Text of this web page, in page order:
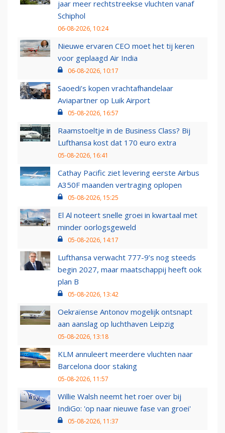
jaar meer rechtstreekse vluchten vanaf
Schiphol
06-08-2026, 10:24
Nieuwe ervaren CEO moet het tij keren
voor geplaagd Air India
06-08-2026, 10:17
Saoedi’s kopen vrachtafhandelaar
Aviapartner op Luik Airport
05-08-2026, 16:57
Raamstoeltje in de Business Class? Bij
Lufthansa kost dat 170 euro extra
05-08-2026, 16:41
Cathay Pacific ziet levering eerste Airbus
A350F maanden vertraging oplopen
05-08-2026, 15:25
El Al noteert snelle groei in kwartaal met
minder oorlogsgeweld
05-08-2026, 14:17
Lufthansa verwacht 777-9’s nog steeds
begin 2027, maar maatschappij heeft ook
plan B
05-08-2026, 13:42
Oekraïense Antonov mogelijk ontsnapt
aan aanslag op luchthaven Leipzig
05-08-2026, 13:18
KLM annuleert meerdere vluchten naar
Barcelona door staking
05-08-2026, 11:57
Willie Walsh neemt het roer over bij
IndiGo: 'op naar nieuwe fase van groei'
05-08-2026, 11:37